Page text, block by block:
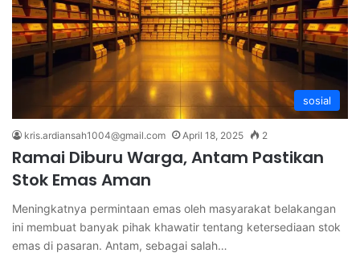
sosial
kris.ardiansah1004@gmail.com April 18, 2025 2
Ramai Diburu Warga, Antam Pastikan
Stok Emas Aman
Meningkatnya permintaan emas oleh masyarakat belakangan
ini membuat banyak pihak khawatir tentang ketersediaan stok
emas di pasaran. Antam, sebagai salah…